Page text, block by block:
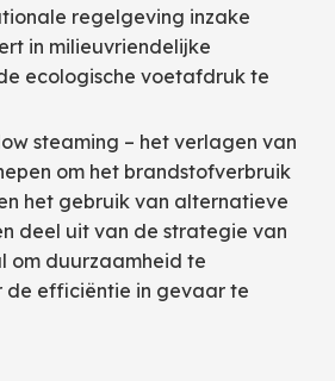
regelgeving inzake
in milieuvriendelijke
ecologische voetafdruk te
steaming – het verlagen van
om het brandstofverbruik
het gebruik van alternatieve
deel uit van de strategie van
om duurzaamheid te
de efficiëntie in gevaar te